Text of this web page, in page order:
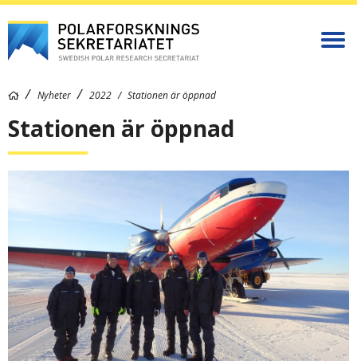
Nyheter 2022 Stationen är öppnad
Stationen är öppnad